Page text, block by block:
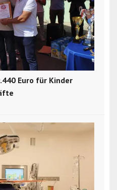
Euro für Kinder